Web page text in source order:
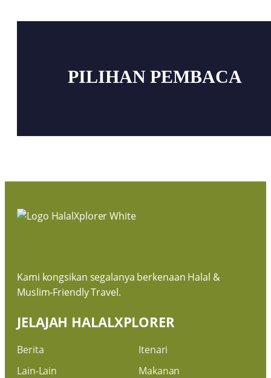
PILIHAN PEMBACA
Kami kongsikan segalanya berkenaan Halal &
Muslim-Friendly Travel.
JELAJAH HALALXPLORER
Berita
Itenari
Lain-Lain
Makanan